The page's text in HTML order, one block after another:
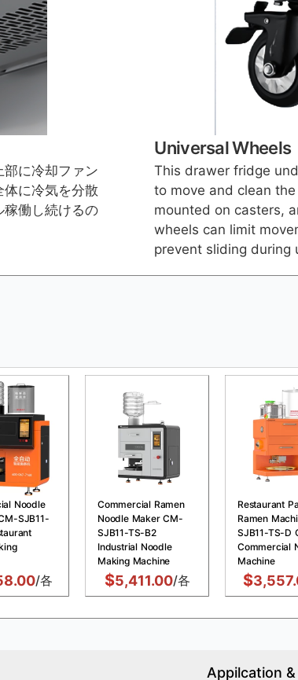
に冷却ファン
体に冷気を分散
稼働し続けるの
Universal Wheels
This drawer fridge
to move and clean
mounted on casters,
wheels can limit
prevent sliding during
Noodle
SJB11-
/各
Commercial Ramen
Noodle Maker CM-
SJB11-TS-B2
Industrial Noodle
Making Machine
$5,411.00/各
Restaurant
Ramen
SJB11-TS-D
Commercial
Machine
$
Appilcation &